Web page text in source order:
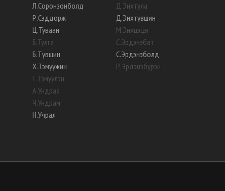
Л.Соронзонболд
Р.Сэддорж
Ц.Туваан
Б.Тулга
Б.Түвшин
Х.Тэмүүжин
Г.Тэмүүлэн
А.Ундраа
Ч.Ундрам
Н.Учрал
Д.Энхтуяа
Д.Энхтүвшин
М.Энхцэцэг
С.Эрдэнэбат
С.Эрдэнэболд
Р.Эрдэнэбүрэн